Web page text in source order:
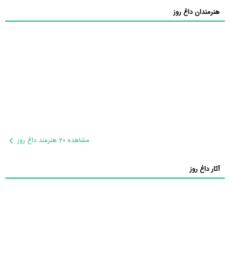
هنرمندان داغ روز
مشاهده 20 هنرمند داغ روز
آثار داغ روز